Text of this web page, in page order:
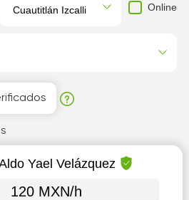
Yael Velázquez
120 MXN/h
Online